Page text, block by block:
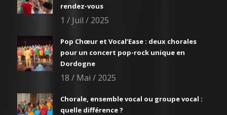
rendez-vous
1 / Juil / 2025
Pop Chœur et Vocal’Ease : deux chorales
pour un concert pop-rock unique en
Dordogne
18 / Mai / 2025
Chorale, ensemble vocal ou groupe vocal :
quelle différence ?